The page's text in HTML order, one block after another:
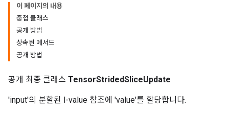
이 페이지의 내용
중첩 클래스
공개 방법
상속된 메서드
공개 방법
공개 최종 클래스 TensorStridedSliceUpdate
'input'의 분할된 l-value 참조에 'value'를 할당합니다.